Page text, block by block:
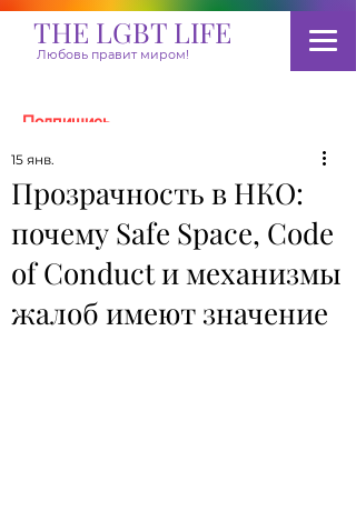
THE LGBT LIFE
Любовь правит миром!
Подпишись
Пожертвовать
Прозрачность в НКО:
почему Safe Space, Code
of Conduct и механизмы
жалоб имеют значение
15 янв.